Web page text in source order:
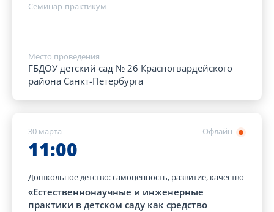
Семинар-практикум
Место проведения
ГБДОУ детский сад № 26 Красногвардейского
района Санкт-Петербурга
Офлайн
30 марта
11:00
Дошкольное детство: самоценность, развитие, качество
«Естественнонаучные и инженерные
практики в детском саду как средство